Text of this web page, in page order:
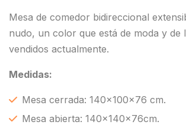
Mesa de comedor bidireccional
nudo, un color que está de moda y de
vendidos actualmente.
Medidas:
Mesa cerrada: 140x100x76 cm.
Mesa abierta: 140x140x76cm.